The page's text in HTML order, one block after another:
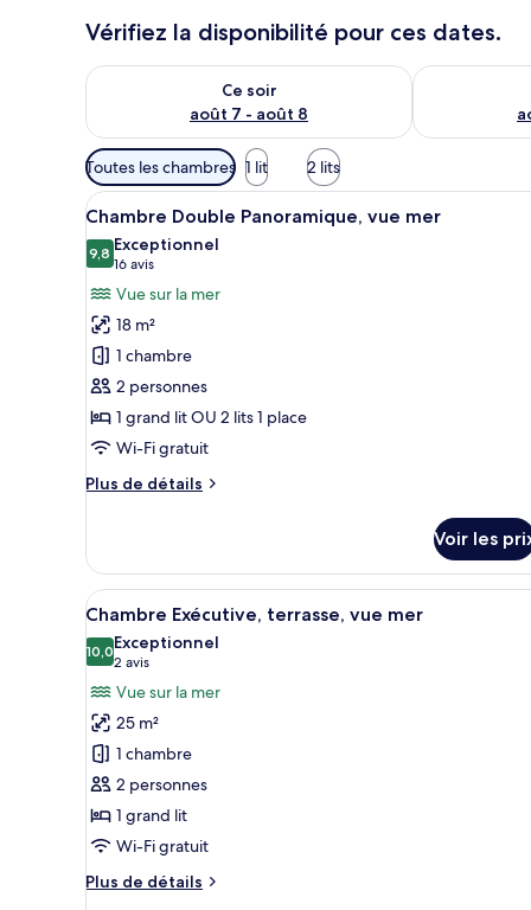
s
Vérifiez la disponibilité pour ces dates.
Ce soir
août 7 - août 8
Vérifier la disponibilité pour ce soir août 7 - août 8
Vérifier la
Filtres
disponibles
pour
les
chambres
Toutes les chambres 1 lit 2 lits
Afficher
toutes
les
photos
pour
ce
type
de
chambre :
Chambre
Double
mer
Une chambre à coucher avec
5
Chambre Double Panoramique, vue mer
9,89,8 sur 10
Exceptionnel
16 avis
(16 avis)
Vue sur la mer
18 m²
1 chambre
2 personnes
1 grand lit OU 2 lits 1 place
Wi-Fi gratuit
Plus de détails
Plus
le
type
de
chambre
Chambre
Double
Panoramique,
vue
mer
Voir les
Afficher
toutes
les
photos
pour
ce
type
de
chambre :
Chambre
Exécutive,
Une chambre d’hôtel
15
Chambre Exécutive, terrasse, vue mer
10,010,0 sur 10
Exceptionnel
2 avis
(2 avis)
Vue sur la mer
25 m²
1 chambre
2 personnes
1 grand lit
Wi-Fi gratuit
Plus de détails
Plus